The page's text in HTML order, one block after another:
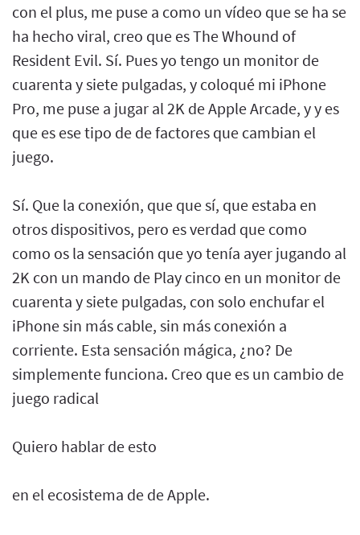
con el plus, me puse a como un vídeo que se ha se
ha hecho viral, creo que es The Whound of
Resident Evil. Sí. Pues yo tengo un monitor de
cuarenta y siete pulgadas, y coloqué mi iPhone
Pro, me puse a jugar al 2K de Apple Arcade, y y es
que es ese tipo de de factores que cambian el
juego.
Sí. Que la conexión, que que sí, que estaba en
otros dispositivos, pero es verdad que como
como os la sensación que yo tenía ayer jugando al
2K con un mando de Play cinco en un monitor de
cuarenta y siete pulgadas, con solo enchufar el
iPhone sin más cable, sin más conexión a
corriente. Esta sensación mágica, ¿no? De
simplemente funciona. Creo que es un cambio de
juego radical
Quiero hablar de esto
en el ecosistema de de Apple.